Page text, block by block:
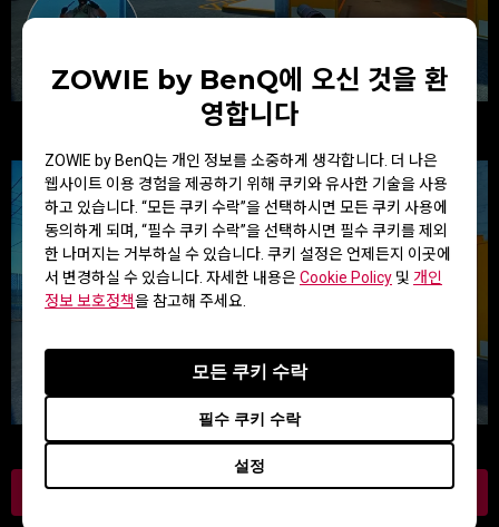
ZOWIE by BenQ에 오신 것을 환
영합니다
ZOWIE by BenQ는 개인 정보를 소중하게 생각합니다. 더 나은
웹사이트 이용 경험을 제공하기 위해 쿠키와 유사한 기술을 사용
하고 있습니다. “모든 쿠키 수락”을 선택하시면 모든 쿠키 사용에
동의하게 되며, “필수 쿠키 수락”을 선택하시면 필수 쿠키를 제외
한 나머지는 거부하실 수 있습니다. 쿠키 설정은 언제든지 이곳에
서 변경하실 수 있습니다. 자세한 내용은Cookie Policy 및 개인
정보 보호정책을 참고해 주세요.
설정
필수 쿠키 수락
모든 쿠키 수락
New TN panel
패스트TN의 장점을 경험해 보세요